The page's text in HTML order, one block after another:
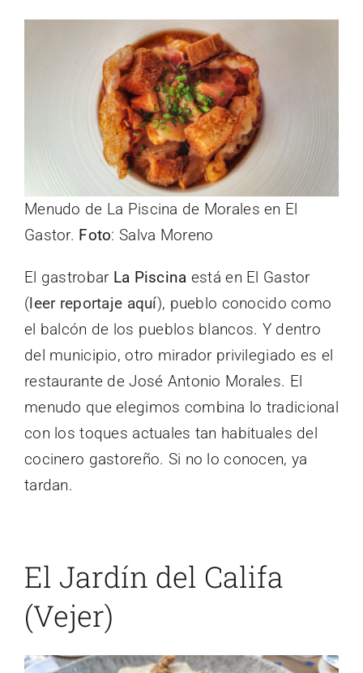
Menudo de La Piscina de Morales en El
Gastor. Foto: Salva Moreno
El gastrobar La Piscina está en El Gastor
(leer reportaje aquí), pueblo conocido como
el balcón de los pueblos blancos. Y dentro
del municipio, otro mirador privilegiado es el
restaurante de José Antonio Morales. El
menudo que elegimos combina lo tradicional
con los toques actuales tan habituales del
cocinero gastoreño. Si no lo conocen, ya
tardan.
El Jardín del Califa
(Vejer)